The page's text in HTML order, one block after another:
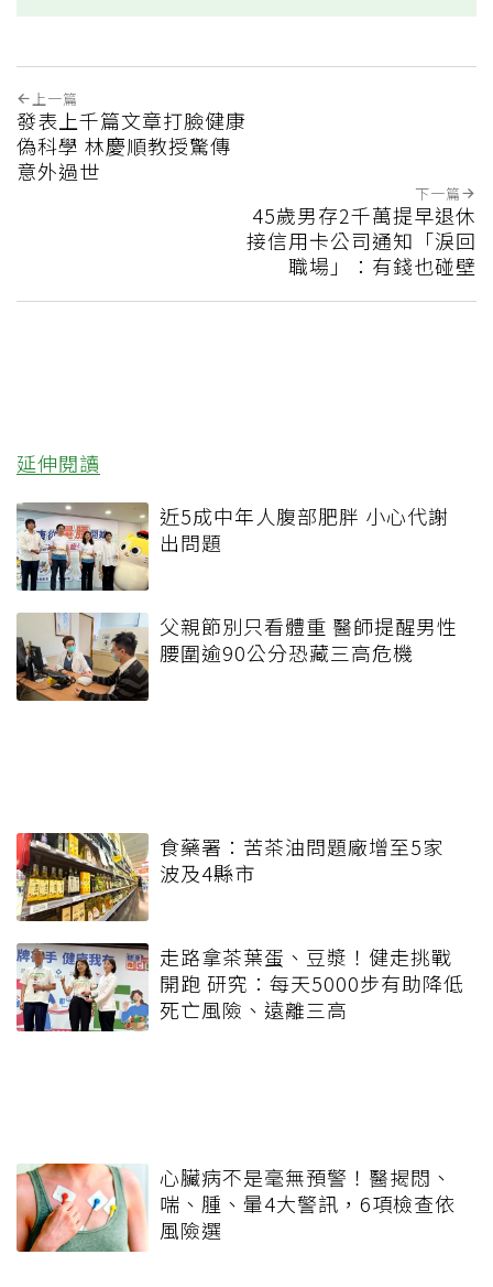
上一篇
發表上千篇文章打臉健康
偽科學 林慶順教授驚傳
意外過世
下一篇
45歲男存2千萬提早退休
接信用卡公司通知「淚回
職場」：有錢也碰壁
延伸閱讀
近5成中年人腹部肥胖 小心代謝
出問題
父親節別只看體重 醫師提醒男性
腰圍逾90公分恐藏三高危機
食藥署：苦茶油問題廠增至5家
波及4縣市
走路拿茶葉蛋、豆漿！健走挑戰
開跑 研究：每天5000步有助降低
死亡風險、遠離三高
心臟病不是毫無預警！醫揭悶、
喘、腫、暈4大警訊，6項檢查依
風險選